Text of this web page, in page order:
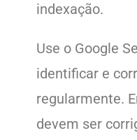
indexação.
Use o Google
identificar e
regularmente.
devem ser